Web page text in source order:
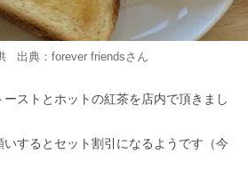
出典： forever friendsさん
ーストとホットの紅茶を店内で頂きまし
するとセット割引になるようです（今